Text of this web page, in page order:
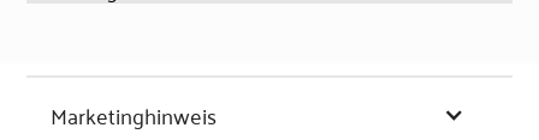
Marketinghinweis